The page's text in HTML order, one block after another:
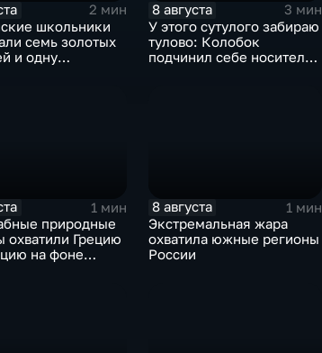
2 мин
школьники
семь золотых
и одну
8 августа
3 мин
У этого сутулого забираю
тулово: Колобок
подчинил себе носителя
1 мин
природные
охватили Грецию
на фоне
8 августа
1 мин
Экстремальная жара
охватила южные регионы
России